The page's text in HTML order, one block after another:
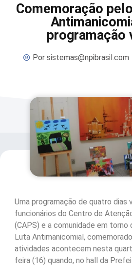
Comemoração
programação
Porsistemas@npibrasil.com
Uma programação de quatro dias
funcionários do Centro de
(CAPS) e a comunidade em torno
Luta Antimanicomial,
atividades acontecem nesta
feira (16) quando, no hall da